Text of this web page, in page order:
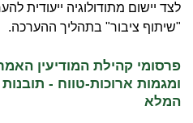
לצד יישום מתודולוגיה ייעודית
"שיתוף ציבור" בתהליך ההערכה.
פרסומי קהילת המודיעין
ומגמות ארוכות-טווח -
המלא